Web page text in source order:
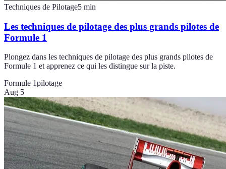
Techniques de Pilotage5 min
Les techniques de pilotage des plus grands pilotes de
Formule 1
Plongez dans les techniques de pilotage des plus grands pilotes de
Formule 1 et apprenez ce qui les distingue sur la piste.
Formule 1pilotage
Aug 5